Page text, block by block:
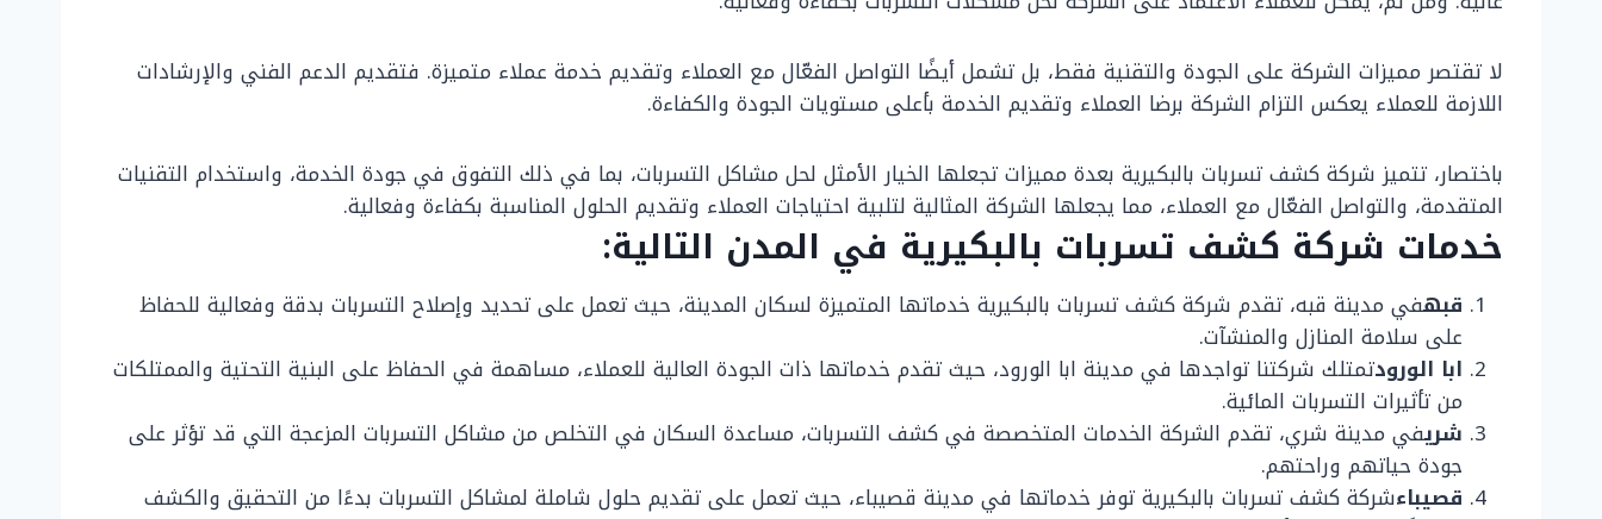
لا تقتصر مميزات الشركة على الجودة والتقنية فقط، بل تشمل أيضًا التواصل الفعّال مع العملاء وتقديم خدمة عملاء متميزة. فتقديم الدعم الفني والإرشادات
اللازمة للعملاء يعكس التزام الشركة برضا العملاء وتقديم الخدمة بأعلى مستويات الجودة والكفاءة.
باختصار، تتميز شركة كشف تسربات بالبكيرية بعدة مميزات تجعلها الخيار الأمثل لحل مشاكل التسربات، بما في ذلك التفوق في جودة الخدمة، واستخدام التقنيات
المتقدمة، والتواصل الفعّال مع العملاء، مما يجعلها الشركة المثالية لتلبية احتياجات العملاء وتقديم الحلول المناسبة بكفاءة وفعالية.
خدمات شركة كشف تسربات بالبكيرية في المدن التالية:
قبهفي مدينة قبه، تقدم شركة كشف تسربات بالبكيرية خدماتها المتميزة لسكان المدينة، حيث تعمل على تحديد وإصلاح التسربات بدقة وفعالية للحفاظ
على سلامة المنازل والمنشآت.
ابا الورودتمتلك شركتنا تواجدها في مدينة ابا الورود، حيث تقدم خدماتها ذات الجودة العالية للعملاء، مساهمة في الحفاظ على البنية التحتية والممتلكات
من تأثيرات التسربات المائية.
شريفي مدينة شري، تقدم الشركة الخدمات المتخصصة في كشف التسربات، مساعدة السكان في التخلص من مشاكل التسربات المزعجة التي قد تؤثر على
جودة حياتهم وراحتهم.
قصيباءشركة كشف تسربات بالبكيرية توفر خدماتها في مدينة قصيباء، حيث تعمل على تقديم حلول شاملة لمشاكل التسربات بدءًا من التحقيق والكشف